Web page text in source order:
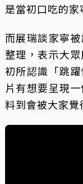
是當初口吃的家
而展瑞談家寧
整理，表示大
初所認識「跳
片有想要呈現
料到會被大家覺